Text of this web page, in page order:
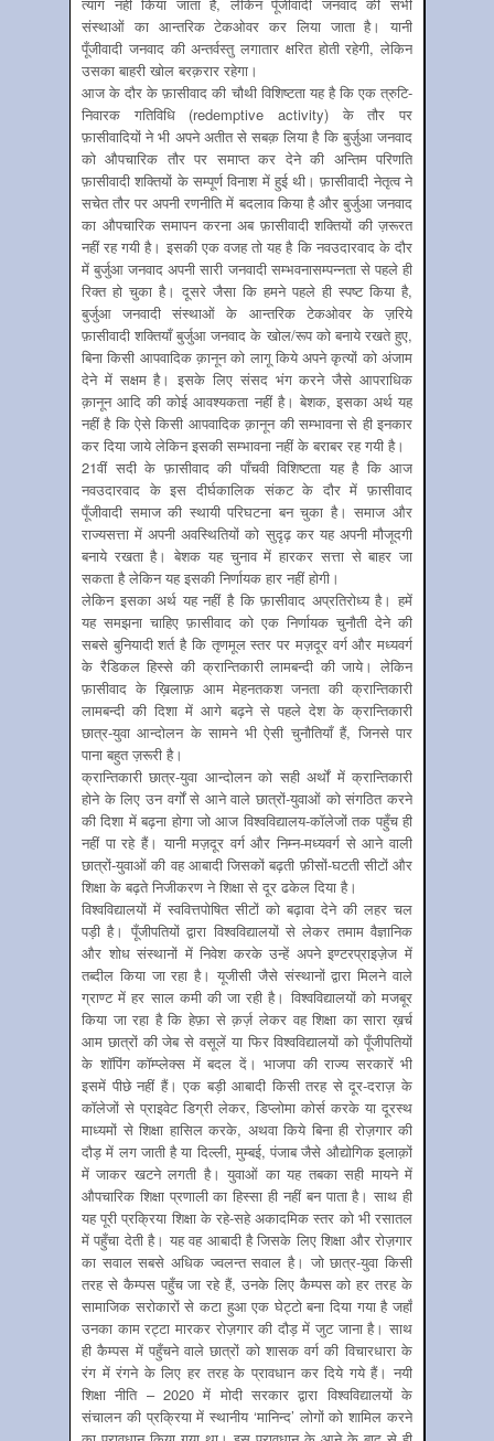
संस्थाओं का आन्तरिक टेकओवर कर लिया जाता है। यानी
पूँजीवादी जनवाद की अन्तर्वस्तु लगातार क्षरित होती रहेगी, लेकिन
उसका बाहरी खोल बरक़रार रहेगा।
आज के दौर के फ़ासीवाद की चौथी विशिष्टता यह है कि एक त्रुटि-
निवारक गतिविधि (redemptive activity) के तौर पर
फ़ासीवादियों ने भी अपने अतीत से सबक़ लिया है कि बुर्ज़ुआ जनवाद
को औपचारिक तौर पर समाप्त कर देने की अन्तिम परिणति
फ़ासीवादी शक्तियों के सम्पूर्ण विनाश में हुई थी। फ़ासीवादी नेतृत्व ने
सचेत तौर पर अपनी रणनीति में बदलाव किया है और बुर्जुआ जनवाद
का औपचारिक समापन करना अब फ़ासीवादी शक्तियों की ज़रूरत
नहीं रह गयी है। इसकी एक वजह तो यह है कि नवउदारवाद के दौर
में बुर्जुआ जनवाद अपनी सारी जनवादी सम्भवनासम्पन्नता से पहले ही
रिक्त हो चुका है। दूसरे जैसा कि हमने पहले ही स्पष्ट किया है,
बुर्जुआ जनवादी संस्थाओं के आन्तरिक टेकओवर के ज़रिये
फ़ासीवादी शक्तियाँ बुर्जुआ जनवाद के खोल/रूप को बनाये रखते हुए,
बिना किसी आपवादिक क़ानून को लागू किये अपने कृत्यों को अंजाम
देने में सक्षम है। इसके लिए संसद भंग करने जैसे आपराधिक
क़ानून आदि की कोई आवश्यकता नहीं है। बेशक, इसका अर्थ यह
नहीं है कि ऐसे किसी आपवादिक क़ानून की सम्भावना से ही इनकार
कर दिया जाये लेकिन इसकी सम्भावना नहीं के बराबर रह गयी है।
21वीं सदी के फ़ासीवाद की पाँचवी विशिष्टता यह है कि आज
नवउदारवाद के इस दीर्घकालिक संकट के दौर में फ़ासीवाद
पूँजीवादी समाज की स्थायी परिघटना बन चुका है। समाज और
राज्यसत्ता में अपनी अवस्थितियों को सुदृढ़ कर यह अपनी मौजूदगी
बनाये रखता है। बेशक यह चुनाव में हारकर सत्ता से बाहर जा
सकता है लेकिन यह इसकी निर्णायक हार नहीं होगी।
लेकिन इसका अर्थ यह नहीं है कि फ़ासीवाद अप्रतिरोध्य है। हमें
यह समझना चाहिए फ़ासीवाद को एक निर्णायक चुनौती देने की
सबसे बुनियादी शर्त है कि तृणमूल स्तर पर मज़दूर वर्ग और मध्यवर्ग
के रैडिकल हिस्से की क्रान्तिकारी लामबन्दी की जाये। लेकिन
फ़ासीवाद के ख़िलाफ़ आम मेहनतकश जनता की क्रान्तिकारी
लामबन्दी की दिशा में आगे बढ़ने से पहले देश के क्रान्तिकारी
छात्र-युवा आन्दोलन के सामने भी ऐसी चुनौतियाँ हैं, जिनसे पार
पाना बहुत ज़रूरी है।
क्रान्तिकारी छात्र-युवा आन्दोलन को सही अर्थों में क्रान्तिकारी
होने के लिए उन वर्गों से आने वाले छात्रों-युवाओं को संगठित करने
की दिशा में बढ़ना होगा जो आज विश्वविद्यालय-कॉलेजों तक पहुँच ही
नहीं पा रहे हैं। यानी मज़दूर वर्ग और निम्न-मध्यवर्ग से आने वाली
छात्रों-युवाओं की वह आबादी जिसकों बढ़ती फ़ीसों-घटती सीटों और
शिक्षा के बढ़ते निजीकरण ने शिक्षा से दूर ढकेल दिया है।
विश्वविद्यालयों में स्ववित्तपोषित सीटों को बढ़ावा देने की लहर चल
पड़ी है। पूँजीपतियों द्वारा विश्वविद्यालयों से लेकर तमाम वैज्ञानिक
और शोध संस्थानों में निवेश करके उन्हें अपने इण्टरप्राइज़ेज में
तब्दील किया जा रहा है। यूजीसी जैसे संस्थानों द्वारा मिलने वाले
ग्राण्ट में हर साल कमी की जा रही है। विश्वविद्यालयों को मजबूर
किया जा रहा है कि हेफ़ा से क़र्ज़ लेकर वह शिक्षा का सारा ख़र्च
आम छात्रों की जेब से वसूलें या फिर विश्वविद्यालयों को पूँजीपतियों
के शॉपिंग कॉम्प्लेक्स में बदल दें। भाजपा की राज्य सरकारें भी
इसमें पीछे नहीं हैं। एक बड़ी आबादी किसी तरह से दूर-दराज़ के
कॉलेजों से प्राइवेट डिग्री लेकर, डिप्लोमा कोर्स करके या दूरस्थ
माध्यमों से शिक्षा हासिल करके, अथवा किये बिना ही रोज़गार की
दौड़ में लग जाती है या दिल्ली, मुम्बई, पंजाब जैसे औद्योगिक इलाक़ों
में जाकर खटने लगती है। युवाओं का यह तबका सही मायने में
औपचारिक शिक्षा प्रणाली का हिस्सा ही नहीं बन पाता है। साथ ही
यह पूरी प्रक्रिया शिक्षा के रहे-सहे अकादमिक स्तर को भी रसातल
में पहुँचा देती है। यह वह आबादी है जिसके लिए शिक्षा और रोज़गार
का सवाल सबसे अधिक ज्वलन्त सवाल है। जो छात्र-युवा किसी
तरह से कैम्पस पहुँच जा रहे हैं, उनके लिए कैम्पस को हर तरह के
सामाजिक सरोकारों से कटा हुआ एक घेट्टो बना दिया गया है जहाँ
उनका काम रट्टा मारकर रोज़गार की दौड़ में जुट जाना है। साथ
ही कैम्पस में पहुँचने वाले छात्रों को शासक वर्ग की विचारधारा के
रंग में रंगने के लिए हर तरह के प्रावधान कर दिये गये हैं। नयी
शिक्षा नीति – 2020 में मोदी सरकार द्वारा विश्वविद्यालयों के
संचालन की प्रक्रिया में स्थानीय ‘मानिन्द’ लोगों को शामिल करने